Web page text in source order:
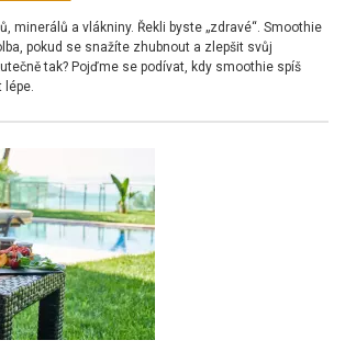
minerálů a vlákniny. Řekli byste „zdravé“. Smoothie
pokud se snažíte zhubnout a zlepšit svůj
tak? Pojďme se podívat, kdy smoothie spíš
lépe.